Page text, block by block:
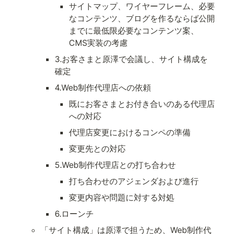
サイトマップ、ワイヤーフレーム、必要
なコンテンツ、ブログを作るならば公開
までに最低限必要なコンテンツ案、
CMS実装の考慮
3.お客さまと原澤で会議し、サイト構成を
確定
4.Web制作代理店への依頼
既にお客さまとお付き合いのある代理店
への対応
代理店変更におけるコンペの準備
変更先との対応
5.Web制作代理店との打ち合わせ
打ち合わせのアジェンダおよび進行
変更内容や問題に対する対処
6.ローンチ
「サイト構成」は原澤で担うため、Web制作代